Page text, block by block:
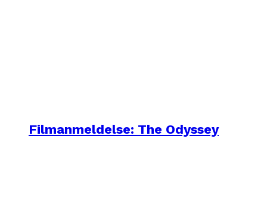
Filmanmeldelse: The Odyssey